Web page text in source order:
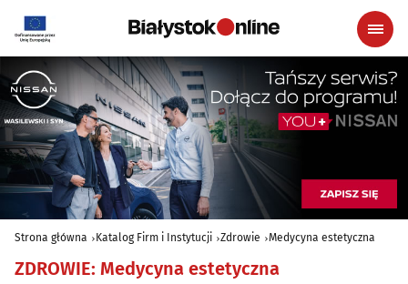
Strona główna Katalog Firm i Instytucji Zdrowie Medycyna estetyczna
ZDROWIE: Medycyna estetyczna